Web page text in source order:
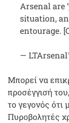
Arsenal are
situation,
entourage.
—
Μπορεί να
προσέγγισή
το γεγονός ότι
Πυροβολητές